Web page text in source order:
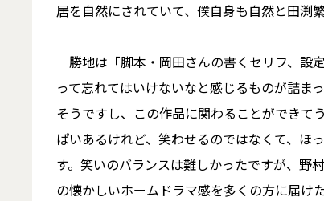
居を自然にされていて、僕自身も自然と田渕
勝地は「脚本・岡田さんの書くセリフ、設
って忘れてはいけないなと感じるものが詰ま
そうですし、この作品に関わることができて
ぱいあるけれど、笑わせるのではなくて、ほ
す。笑いのバランスは難しかったですが、野
の懐かしいホームドラマ感を多くの方に届け